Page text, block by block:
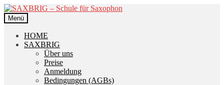
Zur
Navigation
springen
Zum
Inhalt
springen
Menü
HOME
SAXBRIG
Über uns
Preise
Anmeldung
Bedingungen (AGBs)